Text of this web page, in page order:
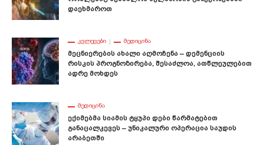
Დაეხმაროთ
ᲙᲕᲚᲔᲕᲔᲑᲘ ᲛᲔᲓᲘᲪᲘᲜᲐ
Მეცნიერების Ახალი Აღმოჩენა – Დემენციის
Რისკის Პროგნოზირება, Შესაძლოა, Ათწლეულებით
Ადრე Მოხდეს
ᲛᲔᲓᲘᲪᲘᲜᲐ
Ექიმებმა Სიამის Ტყუპი Დები Წარმატებით
Განაცალკევეს – Უნიკალური Ოპერაცია Საუდის
Არაბეთში